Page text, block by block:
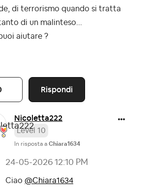
di terrorismo quando si tratta
di un malinteso...
aiutare ?
Rispondi
Nicoletta222
Level 10
In risposta a Chiara1634
‎24-05-2026 12:10 PM
Ciao @Chiara1634